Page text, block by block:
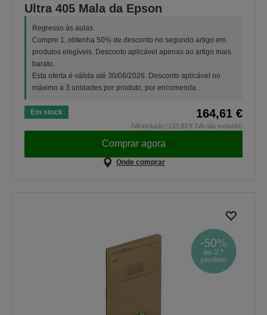
Ultra 405 Mala da Epson
Regresso às aulas
Compre 1, obtenha 50% de desconto no segundo artigo em
produtos elegíveis. Desconto aplicável apenas ao artigo mais
barato.
Esta oferta é válida até 30/08/2026. Desconto aplicável no
máximo a 3 unidades por produto, por encomenda.
Em stock 164,61 €
IVA incluído (133,83 € IVA não incluído)
Comprar agora
Onde comprar